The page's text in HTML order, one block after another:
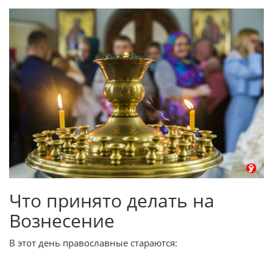
Что принято делать на
Вознесение
В этот день православные стараются: